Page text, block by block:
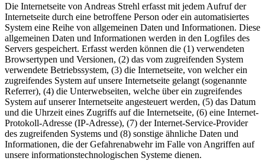
Die Internetseite von Andreas Strehl erfasst mit jedem Aufruf der
Internetseite durch eine betroffene Person oder ein automatisiertes
System eine Reihe von allgemeinen Daten und Informationen. Diese
allgemeinen Daten und Informationen werden in den Logfiles des
Servers gespeichert. Erfasst werden können die (1) verwendeten
Browsertypen und Versionen, (2) das vom zugreifenden System
verwendete Betriebssystem, (3) die Internetseite, von welcher ein
zugreifendes System auf unsere Internetseite gelangt (sogenannte
Referrer), (4) die Unterwebseiten, welche über ein zugreifendes
System auf unserer Internetseite angesteuert werden, (5) das Datum
und die Uhrzeit eines Zugriffs auf die Internetseite, (6) eine Internet-
Protokoll-Adresse (IP-Adresse), (7) der Internet-Service-Provider
des zugreifenden Systems und (8) sonstige ähnliche Daten und
Informationen, die der Gefahrenabwehr im Falle von Angriffen auf
unsere informationstechnologischen Systeme dienen.